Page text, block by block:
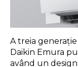
A treia
Daikin Emura
având un